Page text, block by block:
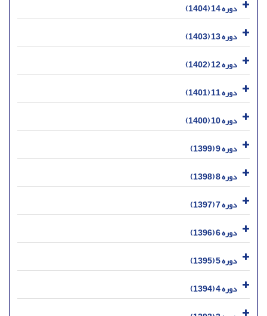
دوره 14 (1404)
دوره 13 (1403)
دوره 12 (1402)
دوره 11 (1401)
دوره 10 (1400)
دوره 9 (1399)
دوره 8 (1398)
دوره 7 (1397)
دوره 6 (1396)
دوره 5 (1395)
دوره 4 (1394)